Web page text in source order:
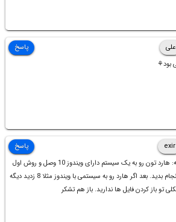
علی
بود⚘
پاسخ
exir
نکته: هارد تون رو به یک سیستم دارای ویندوز 10 وصل و روش اول
را انجام بدید. بعد اگر هارد رو به سیستمی با ویندوز مثلا 8 زدید دیگه
تو باز کردن فایل ها ندارید. باز هم تشکر
پاسخ